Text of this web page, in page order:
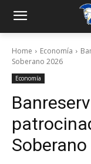
Home Economía
Soberano 2026
Economía